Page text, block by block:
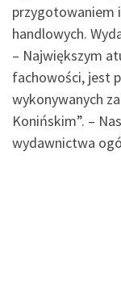
przygotowaniem
handlowych.
– Największym
fachowości, jest
wykonywanych
Konińskim”. –
wydawnictwa